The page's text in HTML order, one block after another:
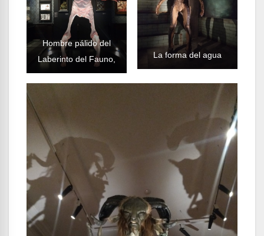
Hombre pálido del
Laberinto del Fauno,
La forma del agua